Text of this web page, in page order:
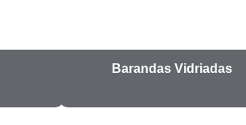
Barandas Vidriadas